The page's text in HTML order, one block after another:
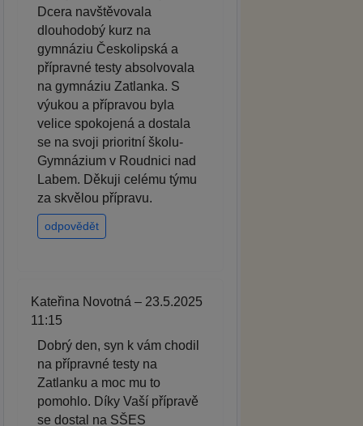
Dcera navštěvovala
dlouhodobý kurz na
gymnáziu Českolipská a
přípravné testy absolvovala
na gymnáziu Zatlanka. S
výukou a přípravou byla
velice spokojená a dostala
se na svoji prioritní školu-
Gymnázium v Roudnici nad
Labem. Děkuji celému týmu
za skvělou přípravu.
odpovědět
Kateřina Novotná – 23.5.2025
11:15
Dobrý den, syn k vám chodil
na přípravné testy na
Zatlanku a moc mu to
pomohlo. Díky Vaší přípravě
se dostal na SŠES